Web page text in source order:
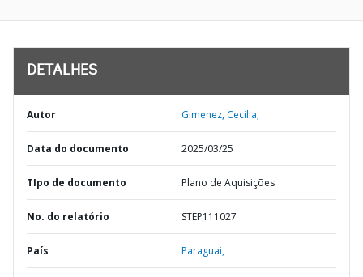
DETALHES
Autor Gimenez, Cecilia;
Data do documento 2025/03/25
TIpo de documento Plano de Aquisições
No. do relatório STEP111027
País Paraguai,